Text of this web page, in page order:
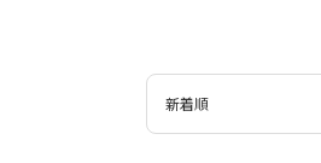
新着順